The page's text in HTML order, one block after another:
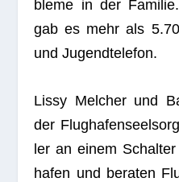
bleme in der
gab es mehr als
und Jugendtelefon.
Lissy Mel­cher und
der
ler an einem
ha­fen und bera­ten